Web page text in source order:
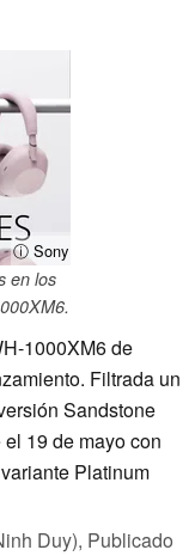
ⓘ Sony
en los
1000XM6 de
Filtrada un
Sandstone
19 de mayo con
Platinum
Duy), Publicado